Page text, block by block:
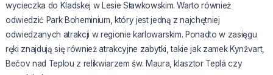
wycieczka do Kladskej w Lesie Sławkowskim. Warto również
odwiedzić Park Boheminium, który jest jedną z najchętniej
odwiedzanych atrakcji w regionie karlowarskim. Ponadto w zasięgu
ręki znajdują się również atrakcyjne zabytki, takie jak zamek Kynžvart,
Bečov nad Teplou z relikwiarzem św. Maura, klasztor Teplá czy